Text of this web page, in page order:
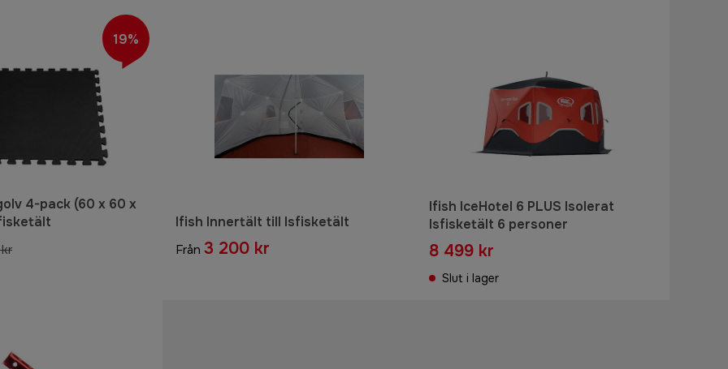
4-pack (60 x 60 x
19%
Ifish Innertält till Isfisketält
Från 3 200 kr
Ifish IceHotel 6 PLUS Isolerat
Isfisketält 6 personer
8 499 kr
Slut i lager